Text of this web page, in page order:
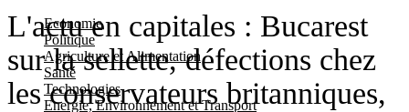
Economie
Politique
Agriculture et Alimentation
Santé
Technologies
Energie, Environnement et Transport
L'actu en capitales : Bucarest
sur la sellette, défections chez
les conservateurs britanniques,